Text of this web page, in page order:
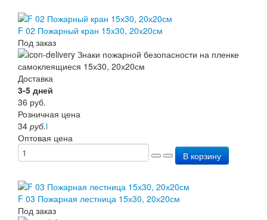
F 02 Пожарный кран 15х30, 20х20см
Под заказ
Доставка
3-5 дней
36 руб.
Розничная цена
34 руб.i
Оптовая цена
В корзину
F 03 Пожарная лестница 15х30, 20х20см
Под заказ